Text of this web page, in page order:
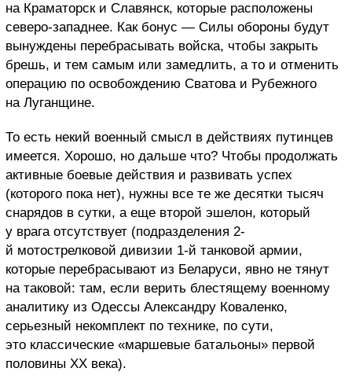
на Краматорск и Славянск, которые расположены
северо-западнее. Как бонус — Силы обороны будут
вынуждены перебрасывать войска, чтобы закрыть
брешь, и тем самым или замедлить, а то и отменить
операцию по освобождению Сватова и Рубежного
на Луганщине.
То есть некий военный смысл в действиях путинцев
имеется. Хорошо, но дальше что? Чтобы продолжать
активные боевые действия и развивать успех
(которого пока нет), нужны все те же десятки тысяч
снарядов в сутки, а еще второй эшелон, который
у врага отсутствует (подразделения 2-
й мотострелковой дивизии 1-й танковой армии,
которые перебрасывают из Беларуси, явно не тянут
на таковой: там, если верить блестящему военному
аналитику из Одессы Александру Коваленко,
серьезный некомплект по технике, по сути,
это классические «маршевые батальоны» первой
половины XX века).